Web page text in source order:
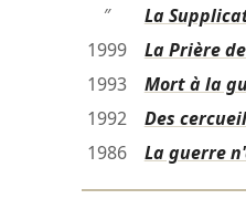
″
La
1999
La Prière
1993
Mort à la
1992
Des
1986
La guerre